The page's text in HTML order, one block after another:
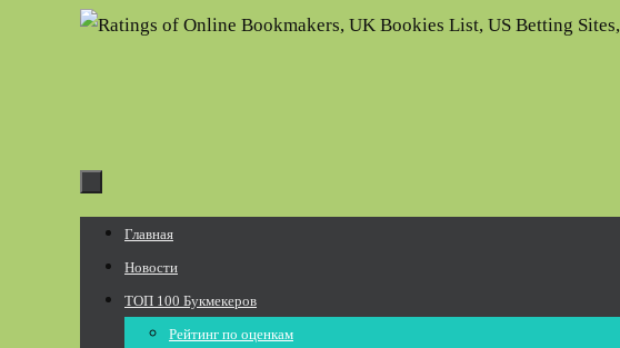
Перейти
содержимому
Главная
Новости
ТОП 100 Букмекеров
Рейтинг по оценкам